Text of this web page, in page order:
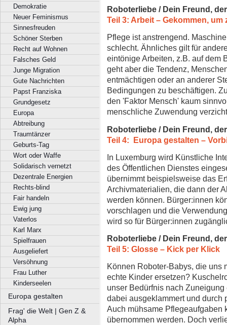
Demokratie
Neuer Feminismus
Sinnesfreuden
Schöner Sterben
Recht auf Wohnen
Falsches Geld
Junge Migration
Gute Nachrichten
Papst Franziska
Grundgesetz
Europa
Abtreibung
Traumtänzer
Geburts-Tag
Wort oder Waffe
Solidarisch vernetzt
Dezentrale Energien
Rechts-blind
Fair handeln
Ewig jung
Vaterlos
Karl Marx
Spielfrauen
Ausgeliefert
Versöhnung
Frau Luther
Kinderseelen
Europa gestalten
Frag' die Welt | Gen Z &
Alpha
Roboterliebe / Dein Freund,
Teil 3: Arbeit – Gekommen, um
Pflege ist anstrengend.
schlecht. Ähnliches gilt für
eintönige Arbeiten, z.B. auf dem
geht aber die Tendenz,
entmächtigen oder an anderer
Bedingungen zu beschäftigen.
den 'Faktor Mensch' kaum
menschliche Zuwendung
Roboterliebe / Dein Freund,
Teil 4: Europa gestalten –
In Luxemburg wird Künstliche
des Öffentlichen Dienstes
übernimmt beispielsweise das
Archivmaterialien, die dann der
werden können. Bürger:innen
vorschlagen und die
wird so für Bürger:innen
Roboterliebe / Dein Freund,
Teil 5: Glosse – Kick per Klick
Können Roboter-Babys, die uns
echte Kinder ersetzen?
unser Bedürfnis nach
dabei ausgeklammert und durch
Auch mühsame Pflegeaufgaben
übernommen werden. Doch